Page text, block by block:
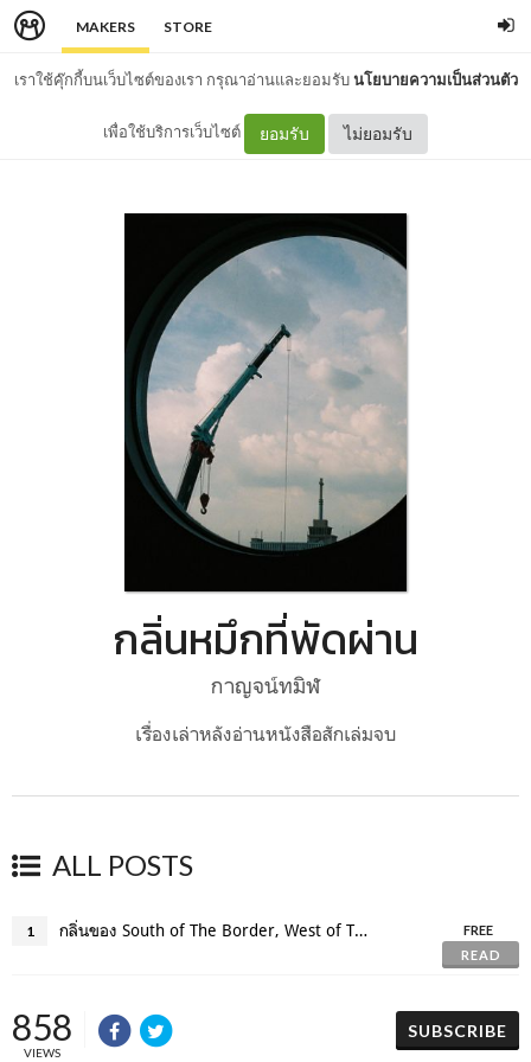
MAKERS STORE
เราใช้คุ๊กกี้บนเว็บไซต์ของเรา กรุณาอ่านและยอมรับนโยบายความเป็นส่วนตัว
เพื่อใช้บริการเว็บไซต์ ยอมรับ ไม่ยอมรับ
กลิ่นหมึกที่พัดผ่าน
กาญจน์ทมิฬ
เรื่องเล่าหลังอ่านหนังสือสักเล่มจบ
ALL POSTS
1 กลิ่นของ South of The Border, West of The Sun
FREE
READ
858
VIEWS
SUBSCRIBE